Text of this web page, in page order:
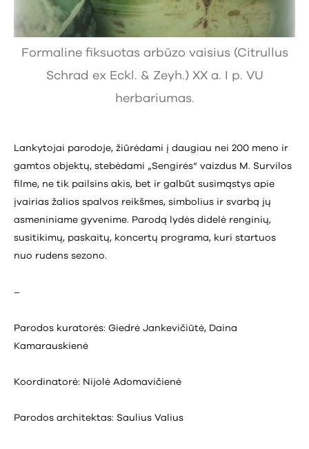
Formaline fiksuotas arbūzo vaisius (Citrullus
Schrad ex Eckl. & Zeyh.) XX a. I p. VU
herbariumas.
Lankytojai parodoje, žiūrėdami į daugiau nei 200 meno ir
gamtos objektų, stebėdami „Sengirės“ vaizdus M. Survilos
filme, ne tik pailsins akis, bet ir galbūt susimąstys apie
įvairias žalios spalvos reikšmes, simbolius ir svarbą jų
asmeniniame gyvenime. Parodą lydės didelė renginių,
susitikimų, paskaitų, koncertų programa, kuri startuos
nuo rudens sezono.
–
Parodos kuratorės: Giedrė Jankevičiūtė, Daina
Kamarauskienė
Koordinatorė: Nijolė Adomavičienė
Parodos architektas: Saulius Valius